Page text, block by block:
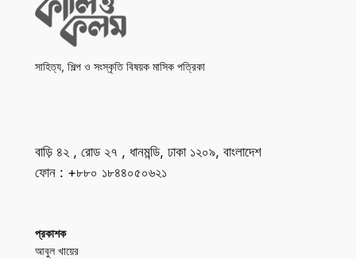
সাহিত্য, শিল্প ও সংস্কৃতি বিষয়ক মাসিক পত্রিকা
বাড়ি ৪২ , রোড ২৭ , ধানমন্ডি, ঢাকা ১২০৯, বাংলাদেশ
ফোন : +৮৮০ ১৮৪৪০৫০৬২১
প্রকাশক
আবুল খায়ের